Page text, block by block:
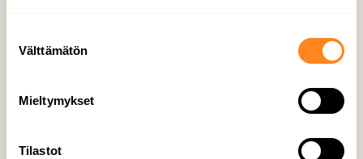
Välttämätön
Mieltymykset
Tilastot